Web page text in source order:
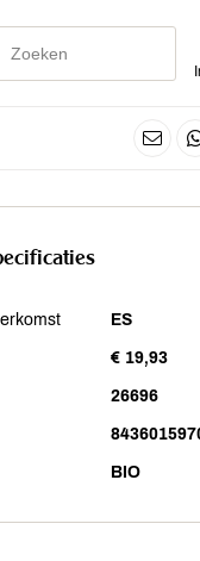
ES
€ 19,93
26696
BIO